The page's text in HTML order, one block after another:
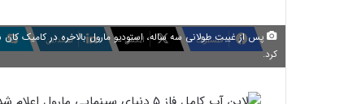
فیسبوک ایکس لینکداین
کرد.